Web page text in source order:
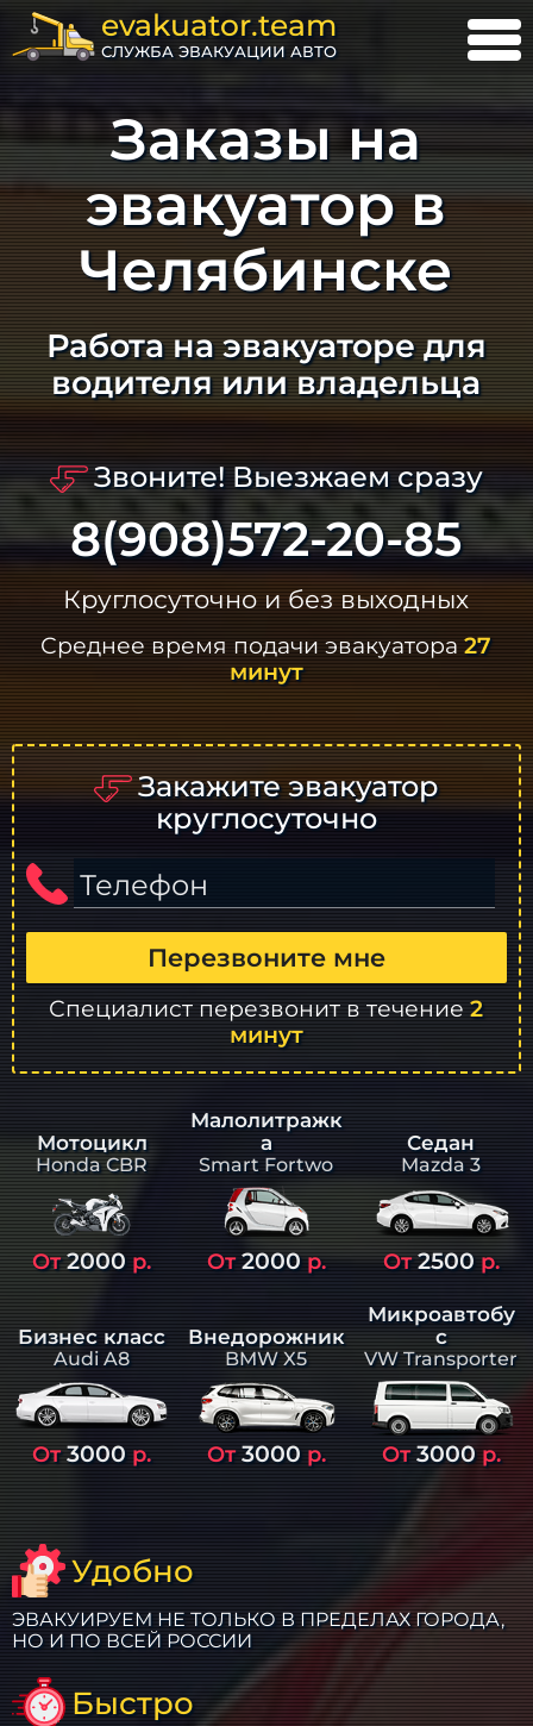
evakuator.team
СЛУЖБА ЭВАКУАЦИИ АВТО
Заказы на
эвакуатор в
Челябинске
Работа на эвакуаторе для
водителя или владельца
Звоните! Выезжаем сразу
8(908)572-20-85
Круглосуточно и без выходных
Среднее время подачи эвакуатора27
минут
Закажите эвакуатор
круглосуточно
Телефон
Перезвоните мне
Специалист перезвонит в течение2
минут
Мотоцикл
Honda CBR
От2000 р.
Малолитражк
а
Smart Fortwo
От2000р.
Седан
Mazda 3
От2500р.
Бизнес класс
Audi A8
От3000 р.
Внедорожник
BMW X5
От3000р.
Микроавтобу
с
VW Transporter
От3000р.
Удобно
ЭВАКУИРУЕМ НЕ ТОЛЬКО В ПРЕДЕЛАХ ГОРОДА,
НО И ПО ВСЕЙ РОССИИ
Быстро